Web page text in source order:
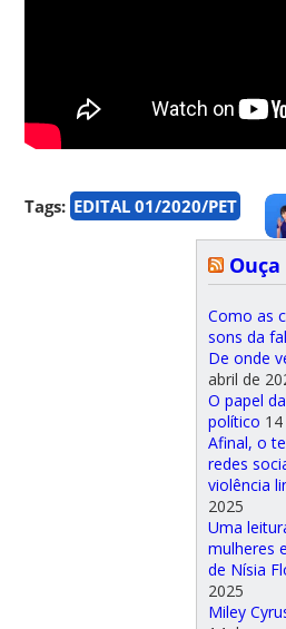
Tags: EDITAL 01/2020/PET
Como as
sons da
De onde
abril de
O papel
político
Afinal, o
redes
violência
2025
Uma
mulheres
de Nísia
2025
Miley